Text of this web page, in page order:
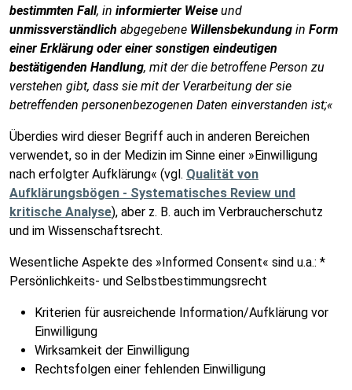
bestimmten Fall, in informierter Weise und
unmissverständlich abgegebene Willensbekundung in Form
einer Erklärung oder einer sonstigen eindeutigen
bestätigenden Handlung, mit der die betroffene Person zu
verstehen gibt, dass sie mit der Verarbeitung der sie
betreffenden personenbezogenen Daten einverstanden ist;«
Überdies wird dieser Begriff auch in anderen Bereichen
verwendet, so in der Medizin im Sinne einer »Einwilligung
nach erfolgter Aufklärung« (vgl. Qualität von
Aufklärungsbögen - Systematisches Review und
kritische Analyse), aber z. B. auch im Verbraucherschutz
und im Wissenschaftsrecht.
Wesentliche Aspekte des »Informed Consent« sind u.a.: *
Persönlichkeits- und Selbstbestimmungsrecht
Kriterien für ausreichende Information/Aufklärung vor
Einwilligung
Wirksamkeit der Einwilligung
Rechtsfolgen einer fehlenden Einwilligung